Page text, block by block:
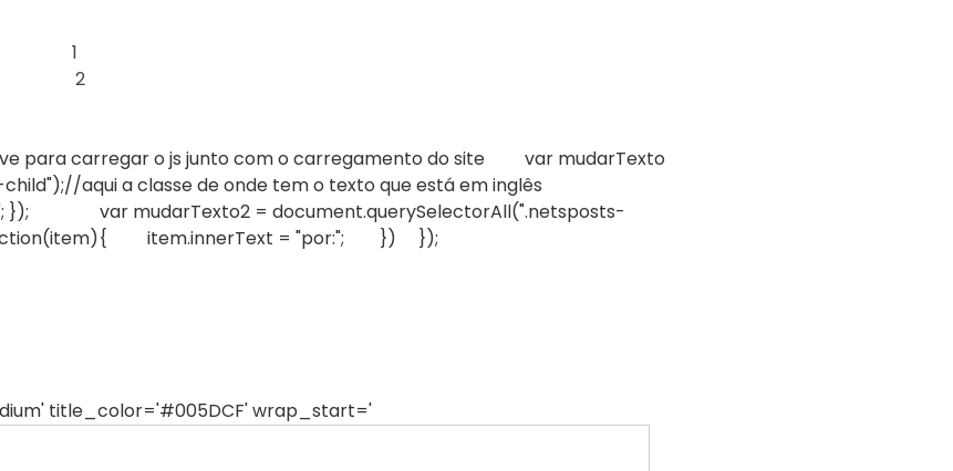
1
2
para carregar o js junto com o carregamento do site var mudarTexto
aqui a classe de onde tem o texto que está em inglês
}); var mudarTexto2 = document.querySelectorAll(".netsposts-
item.innerText = "por:"; }) });
title_color='#005DCF' wrap_start='